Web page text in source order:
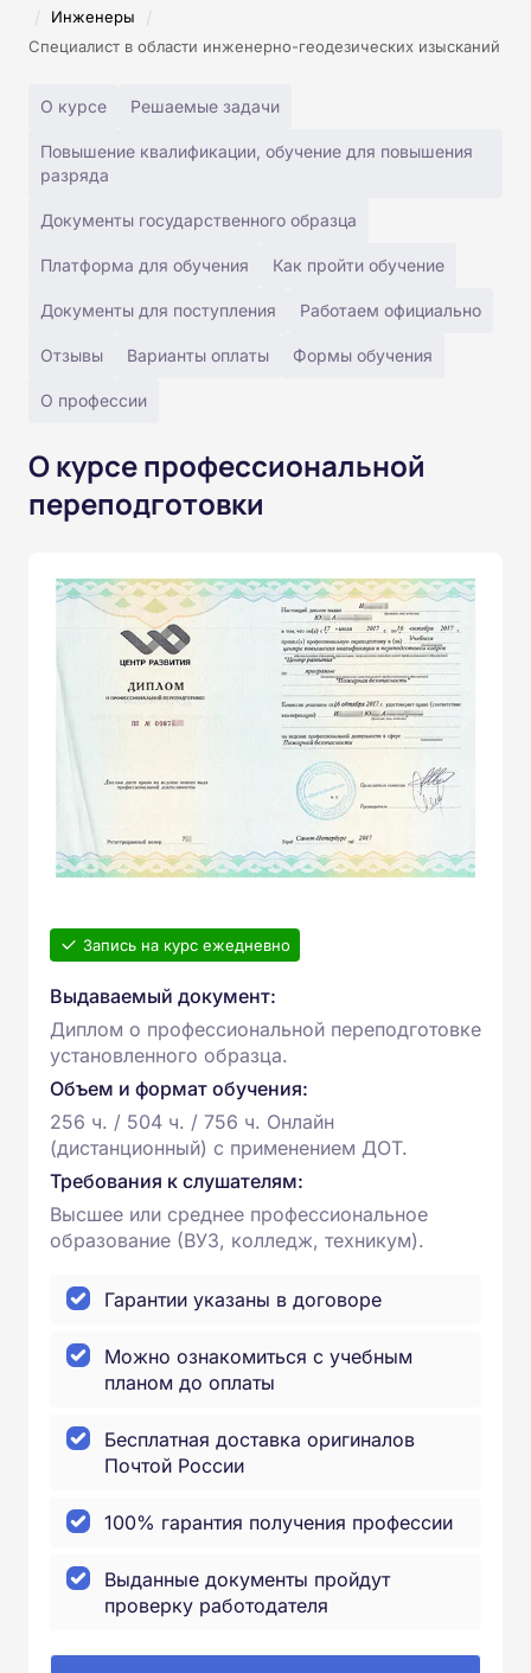
/ Инженеры /
Специалист в области инженерно-геодезических изысканий
О курсе Решаемые задачи
Повышение квалификации, обучение для повышения
разряда
Документы государственного образца
Платформа для обучения Как пройти обучение
Документы для поступления Работаем официально
Отзывы Варианты оплаты Формы обучения
О профессии
О курсе профессиональной
переподготовки
Запись на курс ежедневно
Выдаваемый документ:
Диплом о профессиональной переподготовке
установленного образца.
Объем и формат обучения:
256 ч. / 504 ч. / 756 ч. Онлайн
(дистанционный) с применением ДОТ.
Требования к слушателям:
Высшее или среднее профессиональное
образование (ВУЗ, колледж, техникум).
Гарантии указаны в договоре
Можно ознакомиться с учебным
планом до оплаты
Бесплатная доставка оригиналов
Почтой России
100% гарантия получения профессии
Выданные документы пройдут
проверку работодателя